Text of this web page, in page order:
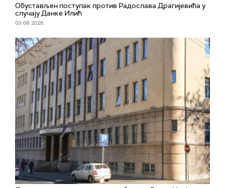
Обустављен поступак против Радослава Драгијевића у
случају Данке Илић
03. 08. 2026.